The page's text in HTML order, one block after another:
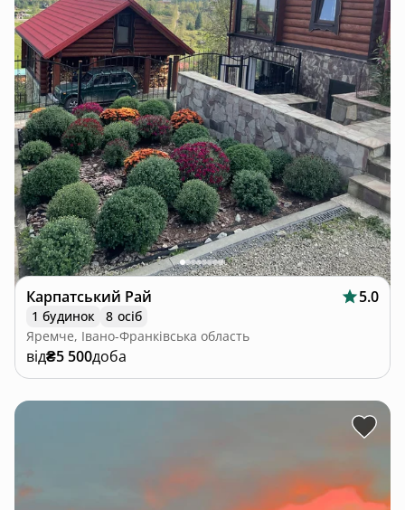
Карпатський Рай 5.0
1 будинок
8 осіб
Яремче, Івано-Франківська область
від₴5 500доба